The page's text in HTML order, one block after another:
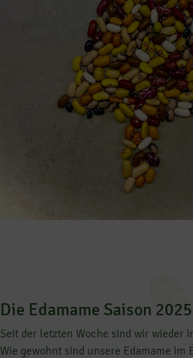
Die Edamame Saison
Seit der letzten Woche sind wir wieder
Wie gewohnt sind unsere Edamame